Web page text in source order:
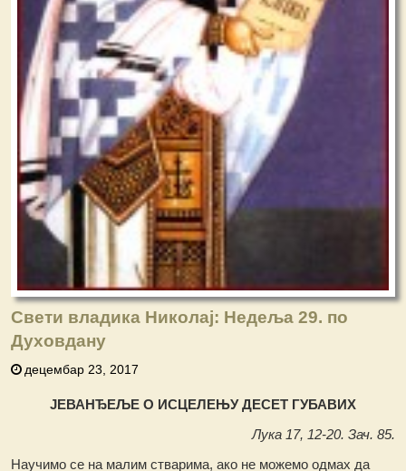
Свети владика Николај: Недеља 29. по
Духовдану
децембар 23, 2017
ЈЕВАНЂЕЉЕ О ИСЦЕЛЕЊУ ДЕСЕТ ГУБАВИХ
Лука 17, 12-20. Зач. 85.
Научимо се на малим стварима, ако не можемо одмах да